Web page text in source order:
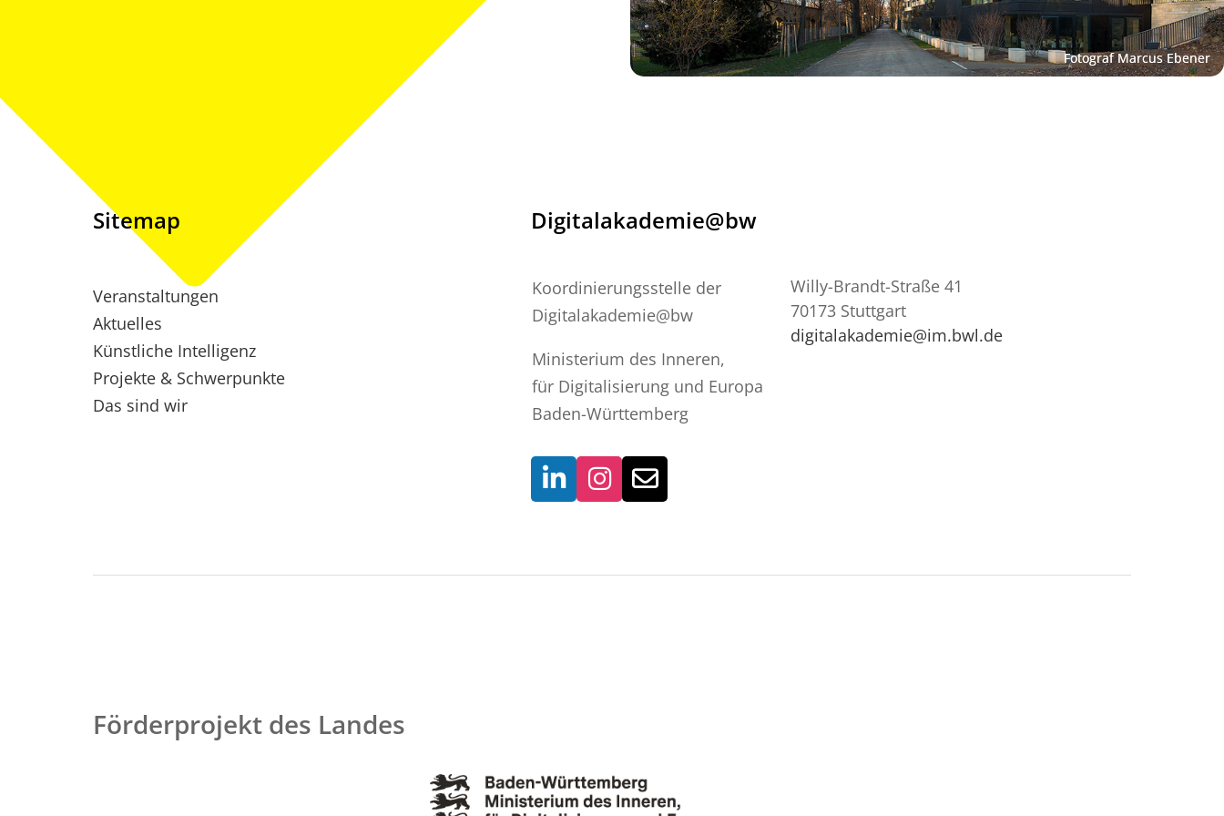
Sitemap
Veranstaltungen
Aktuelles
Künstliche Intelligenz
Projekte & Schwerpunkte
Das sind wir
Digitalakademie@bw
Koordinierungsstelle der
Digitalakademie@bw
Ministerium des Inneren,
für Digitalisierung und Europa
Baden-Württemberg
Willy-Brandt-Straße 41
70173 Stuttgart
digitalakademie@im.bwl.de
Förderprojekt des Landes